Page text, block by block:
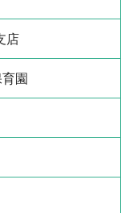
店
園